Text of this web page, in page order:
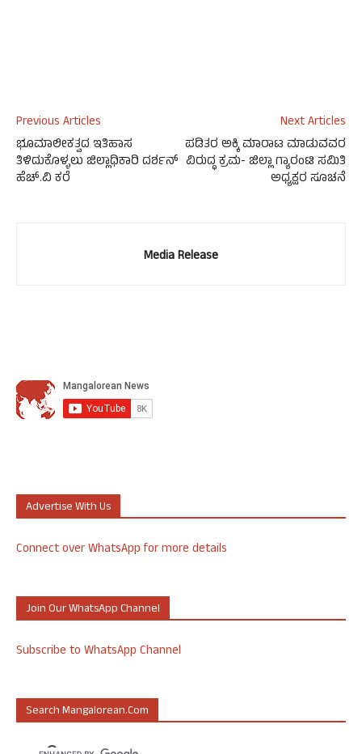
Previous Articles
ಭೂಮಾಲೀಕತ್ವದ ಇತಿಹಾಸ
ತಿಳಿದುಕೊಳ್ಳಲು ಜಿಲ್ಲಾಧಿಕಾರಿ ದರ್ಶನ್
ಹೆಚ್.ವಿ ಕರೆ
Next Articles
ಪಡಿತರ ಅಕ್ಕಿ ಮಾರಾಟ ಮಾಡುವವರ
ವಿರುದ್ಧ ಕ್ರಮ- ಜಿಲ್ಲಾ ಗ್ಯಾರಂಟಿ ಸಮಿತಿ
ಅಧ್ಯಕ್ಷರ ಸೂಚನೆ
Media Release
Advertise With Us
Connect over WhatsApp for more details
Join Our WhatsApp Channel
Subscribe to WhatsApp Channel
Search Mangalorean.com